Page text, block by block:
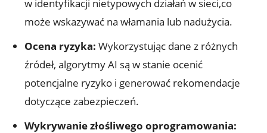
w ⁣identyfikacji nietypowych działań w ⁢sieci,co
może wskazywać‌ na włamania lub nadużycia.
Ocena ryzyka: Wykorzystując‌ dane ‍z​ różnych
źródeł, algorytmy AI są w stanie ocenić
potencjalne ryzyko​ i generować‌ rekomendacje
dotyczące zabezpieczeń.
Wykrywanie​ złośliwego oprogramowania: